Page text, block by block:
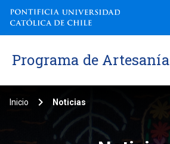
Programa de
Inicio keyboard_arrow_right Noticias